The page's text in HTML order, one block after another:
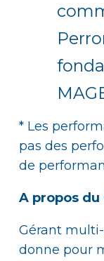
* Les
pas des
de
A propos du
Gérant multi-
donne pour